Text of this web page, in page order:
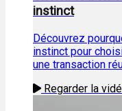
instinct
Découvrez
instinct pour
une transaction
Regarder la